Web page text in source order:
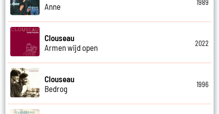
Anne
1989
Clouseau
Armen wijd open
2022
Clouseau
Bedrog
1996